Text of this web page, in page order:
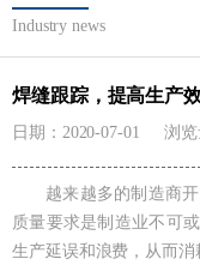
Industry news
焊缝跟踪，提高生产
日期：2020-07-01 浏览
越来越多的制造商
质量要求是制造业不可
生产延误和浪费，从而消